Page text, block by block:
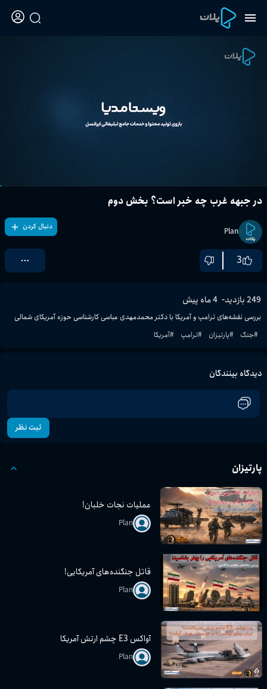
در جبهه غرب چه خبر است؟ بخش دوم
Plan دنبال کردن
3
249بازدید- 4 ماه پیش
بررسی نقشه‌های ترامپ و آمریکا با دکتر محمدمهدی عباسی کارشناسی حوزه آمریکای شمالی
#جنگ #پارتیزان #ترامپ #آمریکا
دیدگاه بینندگان
ثبت نظر
پارتیزان
عملیات نجات خلبان!
Plan
قاتل جنگنده‌های آمریکایی!
Plan
آواکس E3 چشم ارتش آمریکا
Plan